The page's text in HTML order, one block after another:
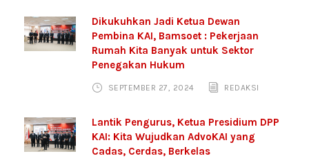
Dikukuhkan Jadi Ketua Dewan
Pembina KAI, Bamsoet : Pekerjaan
Rumah Kita Banyak untuk Sektor
Penegakan Hukum
SEPTEMBER 27, 2024 REDAKSI
Lantik Pengurus, Ketua Presidium DPP
KAI: Kita Wujudkan AdvoKAI yang
Cadas, Cerdas, Berkelas